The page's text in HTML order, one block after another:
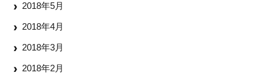
2018年5月
2018年4月
2018年3月
2018年2月